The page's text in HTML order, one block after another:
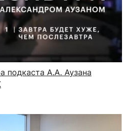
подкаста А.А. Аузана